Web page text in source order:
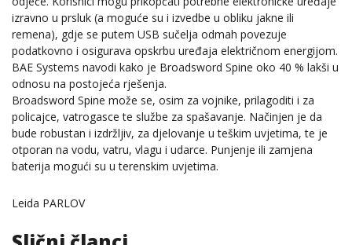
izravno u prsluk (a moguće su i izvedbe u obliku jakne ili
remena), gdje se putem USB sučelja odmah povezuje
podatkovno i osigurava opskrbu uređaja električnom energijom.
BAE Systems navodi kako je Broadsword Spine oko 40 % lakši u
odnosu na postojeća rješenja.
Broadsword Spine može se, osim za vojnike, prilagoditi i za
policajce, vatrogasce te službe za spašavanje. Načinjen je da
bude robustan i izdržljiv, za djelovanje u teškim uvjetima, te je
otporan na vodu, vatru, vlagu i udarce. Punjenje ili zamjena
baterija mogući su u terenskim uvjetima.
Leida PARLOV